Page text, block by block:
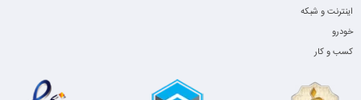
اینترنت و شبکه
خودرو
کسب و کار